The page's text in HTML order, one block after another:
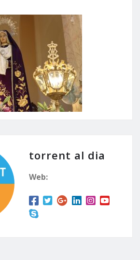
torrent al dia
Web: